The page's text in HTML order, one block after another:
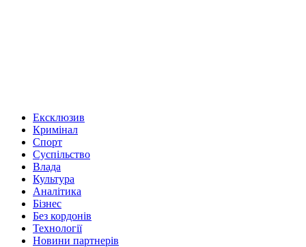
Ексклюзив
Кримінал
Спорт
Суспільство
Влада
Культура
Аналітика
Бізнес
Без кордонів
Технології
Новини партнерів